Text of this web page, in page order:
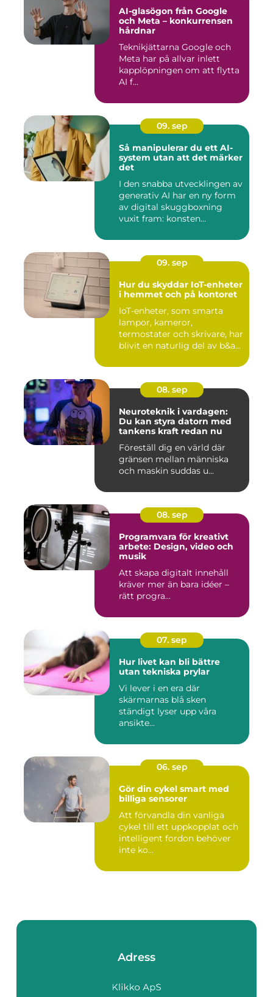
AI-glasögon från Google
och Meta – konkurrensen
hårdnar
Teknikjättarna Google och
Meta har på allvar inlett
kapplöpningen om att flytta
AI f...
09. sep
Så manipulerar du ett AI-
system utan att det märker
det
I den snabba utvecklingen av
generativ AI har en ny form
av digital skuggboxning
vuxit fram: konsten...
09. sep
Hur du skyddar IoT-enheter
i hemmet och på kontoret
IoT-enheter, som smarta
lampor, kameror,
termostater och skrivare, har
blivit en naturlig del av b&a...
08. sep
Neuroteknik i vardagen:
Du kan styra datorn med
tankens kraft redan nu
Föreställ dig en värld där
gränsen mellan människa
och maskin suddas u...
08. sep
Programvara för kreativt
arbete: Design, video och
musik
Att skapa digitalt innehåll
kräver mer än bara idéer –
rätt progra...
07. sep
Hur livet kan bli bättre
utan tekniska prylar
Vi lever i en era där
skärmarnas blå sken
ständigt lyser upp våra
ansikte...
06. sep
Gör din cykel smart med
billiga sensorer
Att förvandla din vanliga
cykel till ett uppkopplat och
intelligent fordon behöver
inte ko...
Adress